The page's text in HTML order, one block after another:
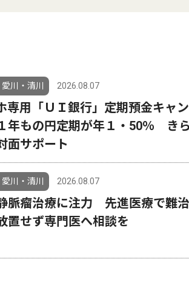
川・清川 2026.08.07
専用「ＵＩ銀行」定期預金キャ
もの円定期が年１・50％ き
面サポート
川・清川 2026.08.07
脈瘤治療に注力 先進医療で難
せず専門医へ相談を